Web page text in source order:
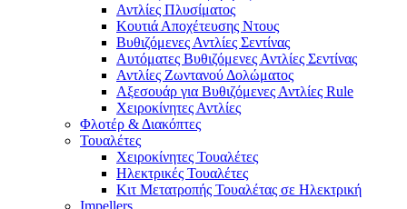
Αντλίες Πλυσίματος
Κουτιά Αποχέτευσης Ντους
Βυθιζόμενες Αντλίες Σεντίνας
Αυτόματες Βυθιζόμενες Αντλίες Σεντίνας
Αντλίες Ζωντανού Δολώματος
Αξεσουάρ για Βυθιζόμενες Αντλίες Rule
Χειροκίνητες Αντλίες
Φλοτέρ & Διακόπτες
Τουαλέτες
Χειροκίνητες Τουαλέτες
Ηλεκτρικές Τουαλέτες
Κιτ Μετατροπής Τουαλέτας σε Ηλεκτρική
Impellers